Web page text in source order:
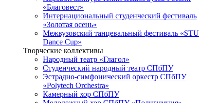
«Благовест»
Интернациональный студенческий фестиваль
«Золотая осень»
Межвузовский танцевальный фестиваль «STU
Dance Cup»
Творческие коллективы
Народный театр «Глагол»
Студенческий народный театр СПбПУ
Эстрадно-симфонический оркестр СПбПУ
«Polytech Orchestra»
Камерный хор СПбПУ